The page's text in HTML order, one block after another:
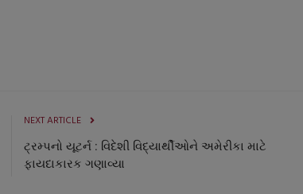
NEXT ARTICLE
ટ્રમ્પનો યૂટર્ન : વિદેશી વિદ્યાર્થીઓને અમેરીકા માટે
ફાયદાકારક ગણાવ્યા